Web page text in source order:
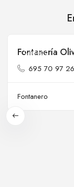
Cerrado
Fontanería
695 70 97 26
Fontanero